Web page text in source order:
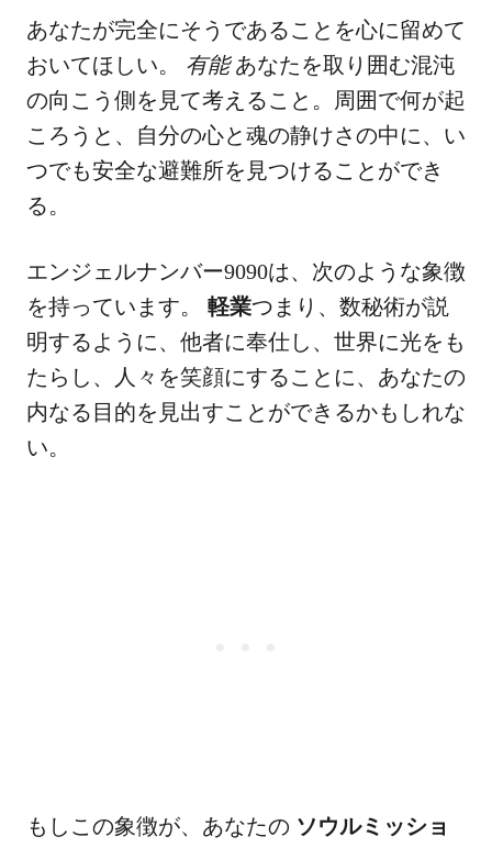
あなたが完全にそうであることを心に留めて
おいてほしい。 有能あなたを取り囲む混沌
の向こう側を見て考えること。周囲で何が起
ころうと、自分の心と魂の静けさの中に、い
つでも安全な避難所を見つけることができ
る。
エンジェルナンバー9090は、次のような象徴
を持っています。 軽業つまり、数秘術が説
明するように、他者に奉仕し、世界に光をも
たらし、人々を笑顔にすることに、あなたの
内なる目的を見出すことができるかもしれな
い。
もしこの象徴が、あなたの ソウルミッショ